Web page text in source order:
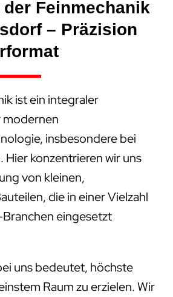
Feinmechanik
– Präzision
ist ein integraler
modernen
insbesondere bei
Hier konzentrieren wir uns
von kleinen,
die in einer Vielzahl
eingesetzt
uns bedeutet, höchste
Raum zu erzielen. Wir